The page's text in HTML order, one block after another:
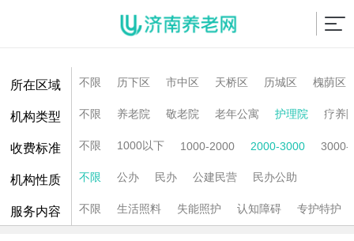
所在区域 不限 历下区 市中区 天桥区 历城区 槐荫区
机构类型 不限 养老院 敬老院 老年公寓 护理院 疗养
收费标准 不限 1000以下 1000-2000 2000-3000 3000-
机构性质 不限 公办 民办 公建民营 民办公助
服务内容 不限 生活照料 失能照护 认知障碍 专护特护